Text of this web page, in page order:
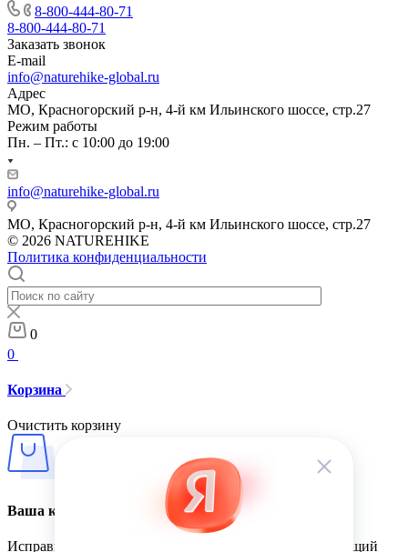
8-800-444-80-71
8-800-444-80-71
Заказать звонок
E-mail
info@naturehike-global.ru
Адрес
МО, Красногорский р-н, 4-й км Ильинского шоссе, стр.27
Режим работы
Пн. – Пт.: с 10:00 до 19:00
info@naturehike-global.ru
МО, Красногорский р-н, 4-й км Ильинского шоссе, стр.27
© 2026 NATUREHIKE
Политика конфиденциальности
0
0
Корзина
Очистить корзину
Ваша корзина пуста
Исправить это просто: выберите в каталоге интересующий